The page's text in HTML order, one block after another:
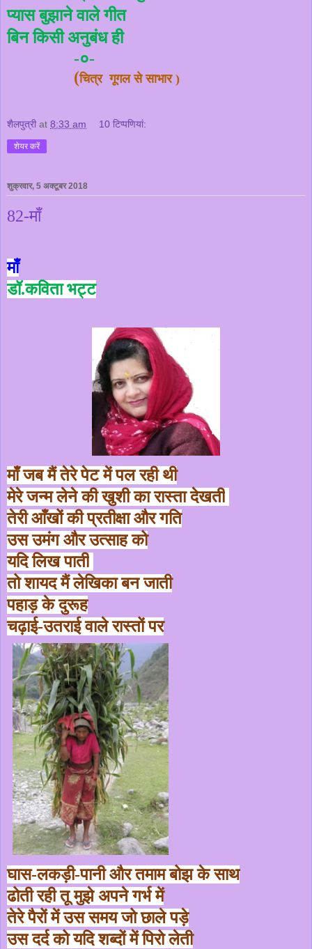
प्यास बुझाने वाले गीत
बिन किसी अनुबंध ही
-०-
(चित्र गूगल से साभार )
शैलपुत्री at 8:33 am 10 टिप्‍पणियां:
शेयर करें
शुक्रवार, 5 अक्टूबर 2018
82-माँ
माँ
डॉ.कविता भट्ट
माँ जब मैं तेरे पेट में पल रही थी
मेरे जन्म लेने की खुशी का रास्ता देखती
तेरी आँखों की प्रतीक्षा और गति
उस उमंग और उत्साह को
यदि लिख पाती
तो शायद मैं लेखिका बन जाती
पहाड़ के दुरूह
चढ़ाई-उतराई वाले रास्तों पर
घास-लकड़ी-पानी और तमाम बोझ के साथ
ढोती रही तू मुझे अपने गर्भ में
तेरे पैरों में उस समय जो छाले पड़े
उस दर्द को यदि शब्दों में पिरो लेती